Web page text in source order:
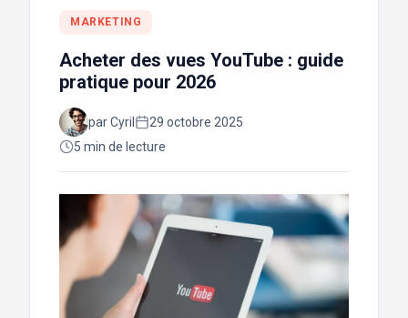
MARKETING
Acheter des vues YouTube : guide
pratique pour 2026
par Cyril
29 octobre 2025
5 min de lecture